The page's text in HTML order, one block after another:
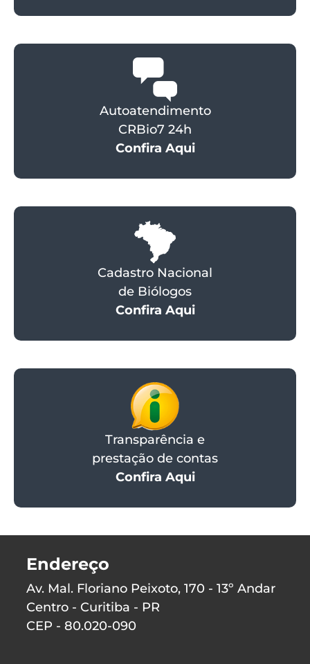
Autoatendimento
CRBio7 24h
Confira Aqui
Cadastro Nacional
de Biólogos
Confira Aqui
Transparência e
prestação de contas
Confira Aqui
Endereço
Av. Mal. Floriano Peixoto, 170 - 13º Andar
Centro - Curitiba - PR
CEP - 80.020-090